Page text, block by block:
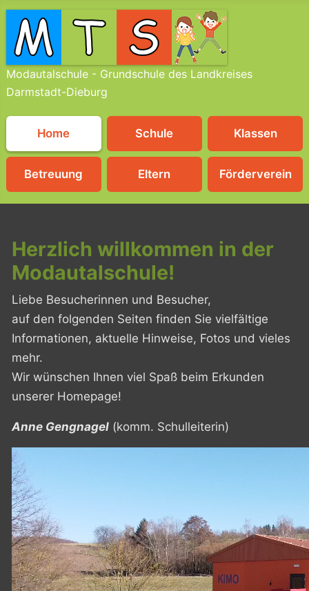
Modautalschule - Grundschule des Landkreises
Darmstadt-Dieburg
Home Schule Klassen
Betreuung Eltern Förderverein
Herzlich willkommen in der
Modautalschule!
Liebe Besucherinnen und Besucher,
auf den folgenden Seiten finden Sie vielfältige
Informationen, aktuelle Hinweise, Fotos und vieles
mehr.
Wir wünschen Ihnen viel Spaß beim Erkunden
unserer Homepage!
Anne Gengnagel (komm. Schulleiterin)